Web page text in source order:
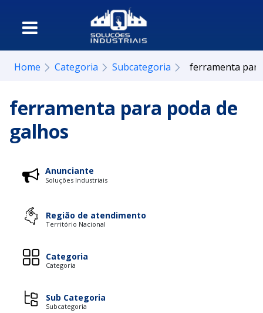
Home Categoria Subcategoria ferramenta
ferramenta para poda de
galhos
Anunciante
Soluções Industriais
Região de atendimento
Território Nacional
Categoria
Categoria
Sub Categoria
Subcategoria